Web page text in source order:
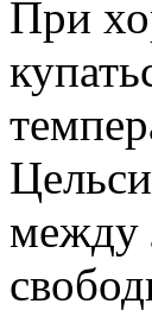
При
между